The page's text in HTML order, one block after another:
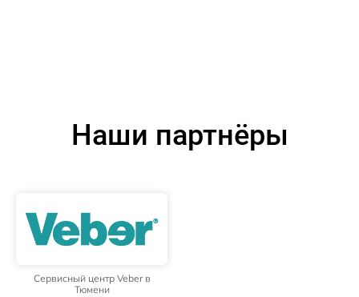
Наши партнёры
Сервисный центр Veber в
Тюмени